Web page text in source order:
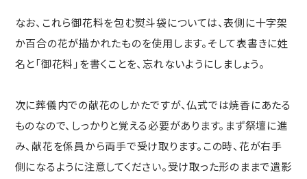
なお、これら御花料を包む熨斗袋については、表側に十字架
か百合の花が描かれたものを使用します。そして表書きに姓
名と「御花料」を書くことを、忘れないようにしましょう。
次に葬儀内での献花のしかたですが、仏式では焼香にあたる
ものなので、しっかりと覚える必要があります。まず祭壇に進
み、献花を係員から両手で受け取ります。この時、花が右手
側になるように注意してください。受け取った形のままで遺影